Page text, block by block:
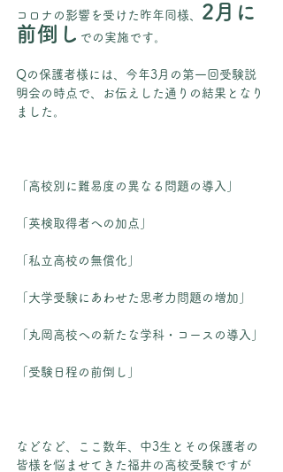
コロナの影響を受けた昨年同様、 2月に
前倒し での実施です。
Qの保護者様には、今年3月の第一回受験説
明会の時点で、お伝えした通りの結果となり
ました。
「高校別に難易度の異なる問題の導入」
「英検取得者への加点」
「私立高校の無償化」
「大学受験にあわせた思考力問題の増加」
「丸岡高校への新たな学科・コースの導入」
「受験日程の前倒し」
などなど、ここ数年、中3生とその保護者の
皆様を悩ませてきた福井の高校受験ですが